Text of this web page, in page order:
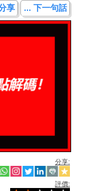
享 ... 下一句話
分享:
評價: